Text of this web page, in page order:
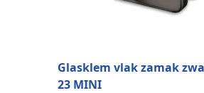
Glasklem vlak zamak
23 MINI